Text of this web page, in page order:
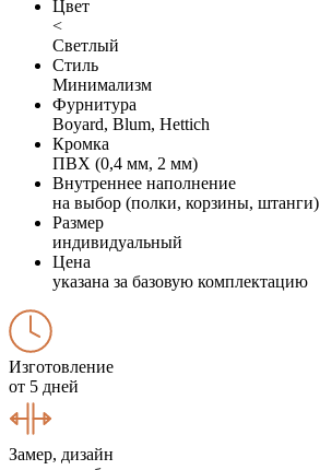
Цвет
<
Светлый
Стиль
Минимализм
Фурнитура
Boyard, Blum, Hettich
Кромка
ПВХ (0,4 мм, 2 мм)
Внутреннее наполнение
на выбор (полки, корзины, штанги)
Размер
индивидуальный
Цена
указана за базовую комплектацию
Изготовление
от 5 дней
Замер, дизайн